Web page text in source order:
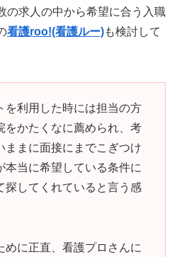
の求人の中から希望に合う入職
看護roo!(看護ルー)も検討して
を利用した時には担当の方
をかたくなに薦められ、考
ままに面接にまでこぎつけ
本当に希望している条件に
探してくれていると言う感
めに正直、看護プロさんに